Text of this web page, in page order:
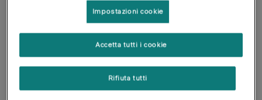
Come aiutare il tuo gatto a perdere peso
No alle diete “fai da te”
Come gestire l’obesità nei gatti con l’esercizio fisico
Impostazioni cookie
Rifiuta tutti
Accetta tutti i cookie